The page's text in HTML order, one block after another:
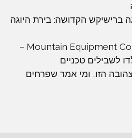
ברישיקש הקדושה: בירת היוגה
מבחן שטח: Mountain Equipment Comici –
לשבילים טכניים
הזו, ומי אמר שפרחים